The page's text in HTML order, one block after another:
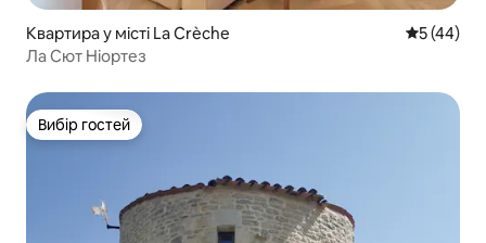
Квартира у місті La Crèche Середня
5 (44)
Ла Сют Ніортез
Вибір гостей
Вибір гостей